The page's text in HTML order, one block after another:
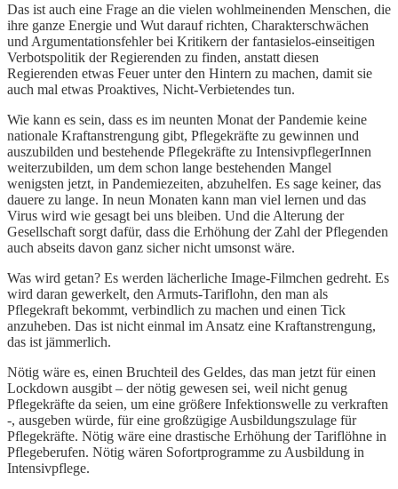
Das ist auch eine Frage an die vielen wohlmeinenden Menschen, die
ihre ganze Energie und Wut darauf richten, Charakterschwächen
und Argumentationsfehler bei Kritikern der fantasielos-einseitigen
Verbotspolitik der Regierenden zu finden, anstatt diesen
Regierenden etwas Feuer unter den Hintern zu machen, damit sie
auch mal etwas Proaktives, Nicht-Verbietendes tun.
Wie kann es sein, dass es im neunten Monat der Pandemie keine
nationale Kraftanstrengung gibt, Pflegekräfte zu gewinnen und
auszubilden und bestehende Pflegekräfte zu IntensivpflegerInnen
weiterzubilden, um dem schon lange bestehenden Mangel
wenigsten jetzt, in Pandemiezeiten, abzuhelfen. Es sage keiner, das
dauere zu lange. In neun Monaten kann man viel lernen und das
Virus wird wie gesagt bei uns bleiben. Und die Alterung der
Gesellschaft sorgt dafür, dass die Erhöhung der Zahl der Pflegenden
auch abseits davon ganz sicher nicht umsonst wäre.
Was wird getan? Es werden lächerliche Image-Filmchen gedreht. Es
wird daran gewerkelt, den Armuts-Tariflohn, den man als
Pflegekraft bekommt, verbindlich zu machen und einen Tick
anzuheben. Das ist nicht einmal im Ansatz eine Kraftanstrengung,
das ist jämmerlich.
Nötig wäre es, einen Bruchteil des Geldes, das man jetzt für einen
Lockdown ausgibt – der nötig gewesen sei, weil nicht genug
Pflegekräfte da seien, um eine größere Infektionswelle zu verkraften
-, ausgeben würde, für eine großzügige Ausbildungszulage für
Pflegekräfte. Nötig wäre eine drastische Erhöhung der Tariflöhne in
Pflegeberufen. Nötig wären Sofortprogramme zu Ausbildung in
Intensivpflege.